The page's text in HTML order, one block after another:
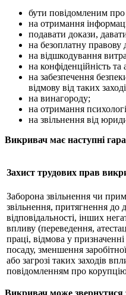
бути повідомленим про
на отримання
подавати докази,
на безоплатну правову
на відшкодування
на конфіденційність та
на забезпечення
відмову від таких
на винагороду;
на отримання
на звільнення від
Викривач має наступні
Захист трудових прав
Заборона звільнення чи
звільнення, притягнення до
відповідальності, інших
впливу (переведення,
праці, відмова у
посаду, зменшення
або загрозі таких заходів
повідомленням про
Викривач може звернутися